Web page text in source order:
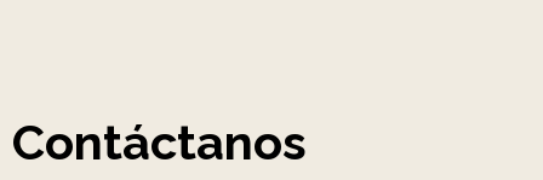
Contáctanos